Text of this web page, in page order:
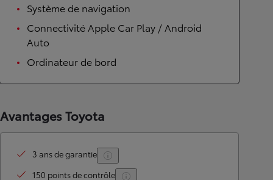
Système de navigation
Connectivité Apple Car Play / Android
Auto
Ordinateur de bord
Avantages Toyota
3 ans de garantie
150 points de contrôle